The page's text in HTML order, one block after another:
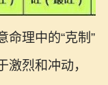
命理中的“克制”
激烈和冲动，